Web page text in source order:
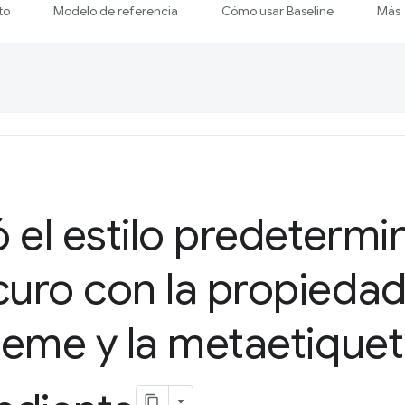
Modelo de referencia Cómo usar Baseline Más
el estilo
con la
y la